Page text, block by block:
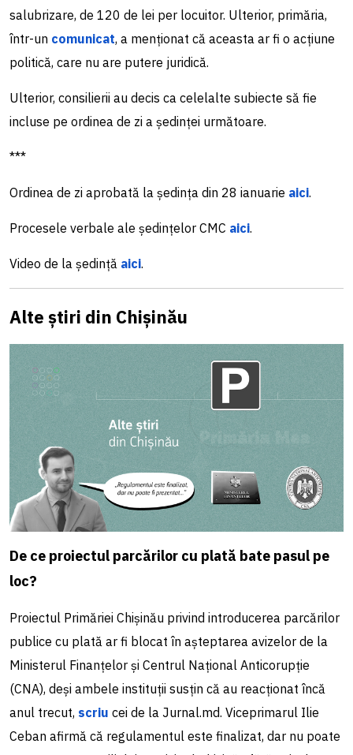
salubrizare, de 120 de lei per locuitor. Ulterior, primăria,
într-un comunicat, a menționat că aceasta ar fi o acțiune
politică, care nu are putere juridică.
Ulterior, consilierii au decis ca celelalte subiecte să fie
incluse pe ordinea de zi a ședinței următoare.
***
Ordinea de zi aprobată la ședința din 28 ianuarie aici.
Procesele verbale ale ședințelor CMC aici.
Video de la ședință aici.
Alte știri din Chișinău
De ce proiectul parcărilor cu plată bate pasul pe
loc?
Proiectul Primăriei Chișinău privind introducerea parcărilor
publice cu plată ar fi blocat în așteptarea avizelor de la
Ministerul Finanțelor și Centrul Național Anticorupție
(CNA), deși ambele instituții susțin că au reacționat încă
anul trecut, scriu cei de la Jurnal.md. Viceprimarul Ilie
Ceban afirmă că regulamentul este finalizat, dar nu poate